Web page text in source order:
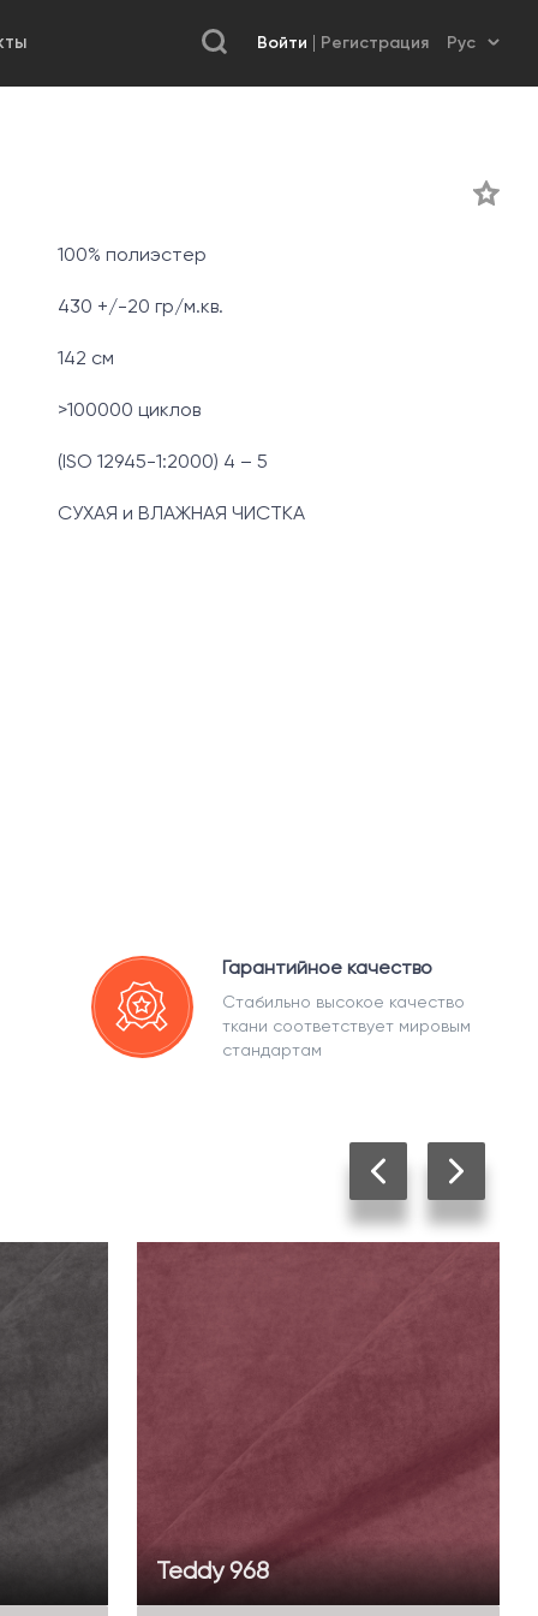
Войти Регистрация
100% полиэстер
430 +/-20 гр/м.кв.
142 см
>100000 циклов
(ISO 12945-1:2000) 4 – 5
СУХАЯ и ВЛАЖНАЯ ЧИСТКА
Гарантийное качество
Стабильно высокое качество
ткани соответствует мировым
стандартам
Teddy 968